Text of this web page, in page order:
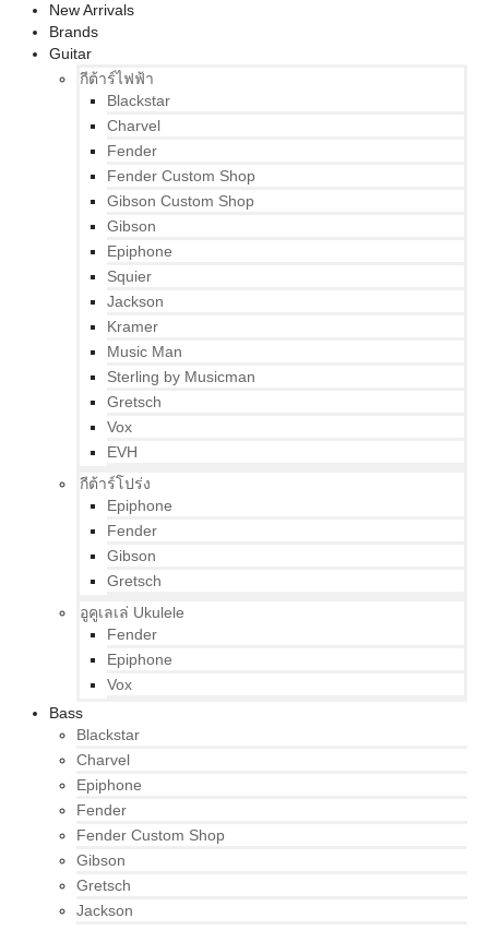
New Arrivals
Brands
Guitar
กีต้าร์ไฟฟ้า
Blackstar
Charvel
Fender
Fender Custom Shop
Gibson Custom Shop
Gibson
Epiphone
Squier
Jackson
Kramer
Music Man
Sterling by Musicman
Gretsch
Vox
EVH
กีต้าร์โปร่ง
Epiphone
Fender
Gibson
Gretsch
อูคูเลเล่ Ukulele
Fender
Epiphone
Vox
Bass
Blackstar
Charvel
Epiphone
Fender
Fender Custom Shop
Gibson
Gretsch
Jackson